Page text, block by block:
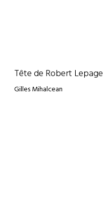
Tête de Robert Lepage
Gilles Mihalcean